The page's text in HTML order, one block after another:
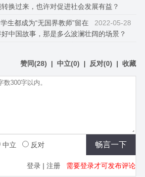
换过来，也许对促进社会发展有益？
2022-05-28
生都成为“无国界教师”留在
中国故事，那是多么波澜壮阔的场景？
赞同(28) |中立(0) | 反对(0) |收藏
中立 反对
登录 |注册 需要登录才可发布评论